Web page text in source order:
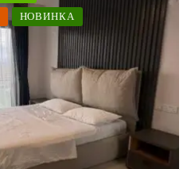
НОВИНКА